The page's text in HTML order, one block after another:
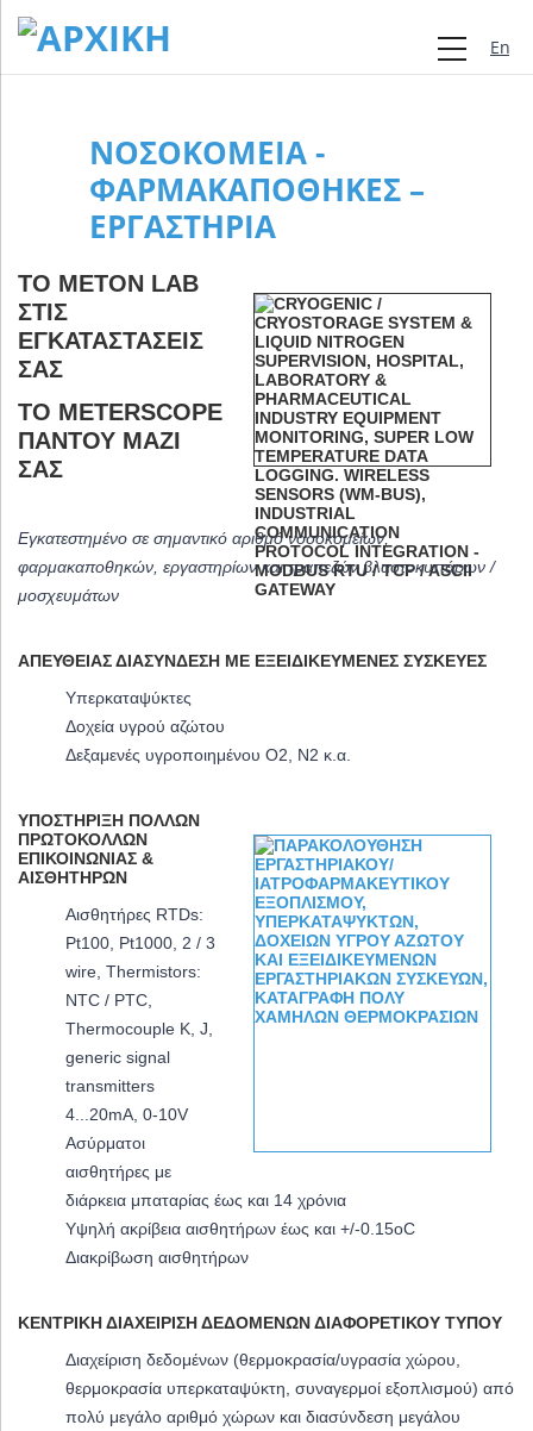
ΝΟΣΟΚΟΜΕΊΑ -
ΦΑΡΜΑΚΑΠΟΘΉΚΕΣ –
ΕΡΓΑΣΤΉΡΙΑ
ΤΟ METON LAB
ΣΤΙΣ
ΕΓΚΑΤΑΣΤΆΣΕΙΣ
ΣΑΣ
ΤΟ METERSCOPE
ΠΑΝΤΟΎ ΜΑΖΊ
ΣΑΣ
Εγκατεστημένο σε σημαντικό αριθμό νοσοκομείων,
φαρμακαποθηκών, εργαστηρίων και τραπεζών βλαστοκυττάρων /
μοσχευμάτων
ΑΠΕΥΘΕΊΑΣ ΔΙΑΣΎΝΔΕΣΗ ΜΕ ΕΞΕΙΔΙΚΕΥΜΈΝΕΣ ΣΥΣΚΕΥΈΣ
Υπερκαταψύκτες
Δοχεία υγρού αζώτου
Δεξαμενές υγροποιημένου O2, N2 κ.α.
ΥΠΟΣΤΉΡΙΞΗ ΠΟΛΛΏΝ
ΠΡΩΤΟΚΌΛΛΩΝ
ΕΠΙΚΟΙΝΩΝΊΑΣ &
ΑΙΣΘΗΤΉΡΩΝ
Αισθητήρες RTDs:
Pt100, Pt1000, 2 / 3
wire, Thermistors:
NTC / PTC,
Thermocouple K, J,
generic signal
transmitters
4...20mA, 0-10V
Aσύρματοι
αισθητήρες με
διάρκεια μπαταρίας έως και 14 χρόνια
Υψηλή ακρίβεια αισθητήρων έως και +/-0.15oC
Διακρίβωση αισθητήρων
ΚΕΝΤΡΙΚΉ ΔΙΑΧΕΊΡΙΣΗ ΔΕΔΟΜΈΝΩΝ ΔΙΑΦΟΡΕΤΙΚΟΎ ΤΎΠΟΥ
Διαχείριση δεδομένων (θερμοκρασία/υγρασία χώρου,
θερμοκρασία υπερκαταψύκτη, συναγερμοί εξοπλισμού) από
πολύ μεγάλο αριθμό χώρων και διασύνδεση μεγάλου